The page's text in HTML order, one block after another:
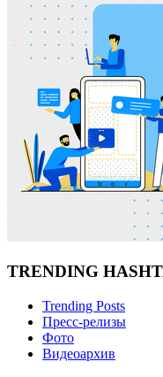
TRENDING
Trending Posts
Пресс-релизы
Фото
Видеоархив